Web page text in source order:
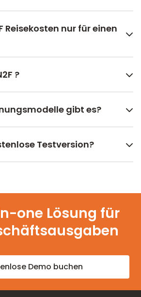
Reisekosten nur für einen
?
gibt es?
Testversion?
one Lösung für
Demo buchen